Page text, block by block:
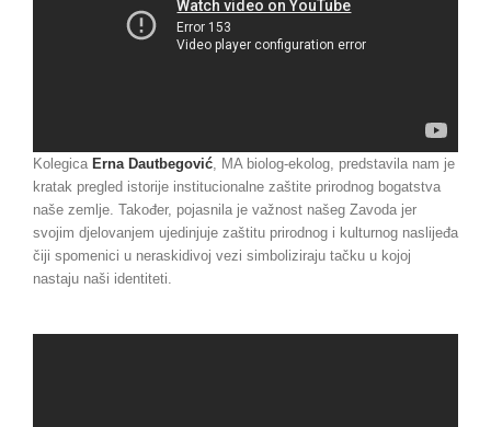
Kolegica Erna Dautbegović , MA biolog-ekolog, predstavila nam je
kratak pregled istorije institucionalne zaštite prirodnog bogatstva
naše zemlje. Također, pojasnila je važnost našeg Zavoda jer
svojim djelovanjem ujedinjuje zaštitu prirodnog i kulturnog naslijeđa
čiji spomenici u neraskidivoj vezi simboliziraju tačku u kojoj
nastaju naši identiteti.